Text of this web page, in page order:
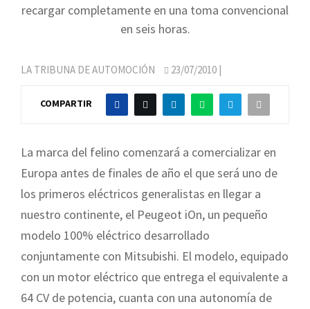
recargar completamente en una toma convencional
en seis horas.
LA TRIBUNA DE AUTOMOCIÓN 23/07/2010 |
COMPARTIR
La marca del felino comenzará a comercializar en
Europa antes de finales de año el que será uno de
los primeros eléctricos generalistas en llegar a
nuestro continente, el Peugeot iOn, un pequeño
modelo 100% eléctrico desarrollado
conjuntamente con Mitsubishi. El modelo, equipado
con un motor eléctrico que entrega el equivalente a
64 CV de potencia, cuanta con una autonomía de